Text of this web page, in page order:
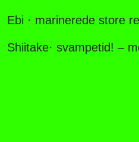
Ebi · marinerede store
Shiitake· svampetid! –